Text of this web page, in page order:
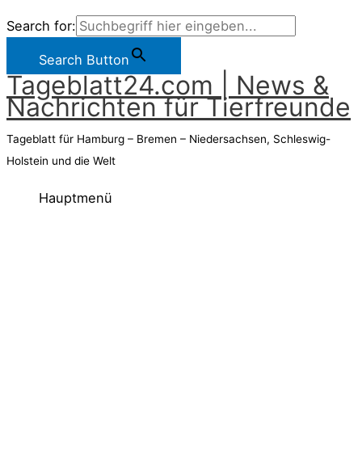
Search for:
Search Button
Tageblatt24.com | News &
Nachrichten für Tierfreunde
Tageblatt für Hamburg – Bremen – Niedersachsen, Schleswig-
Holstein und die Welt
Hauptmenü